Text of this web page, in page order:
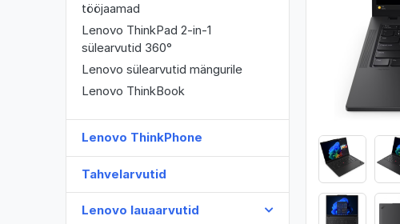
tööjaamad
Lenovo ThinkPad 2-in-1
sülearvutid 360°
Lenovo sülearvutid mängurile
Lenovo ThinkBook
Lenovo ThinkPhone
Tahvelarvutid
Lenovo lauaarvutid